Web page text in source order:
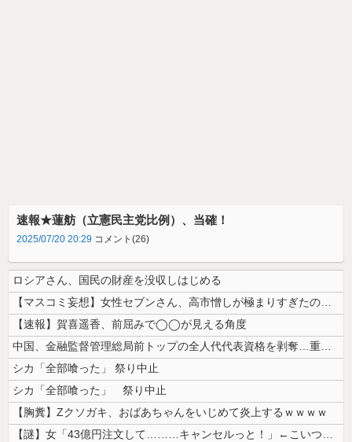
速報★蓮舫（立憲民主党比例）、当確！
2025/07/20 20:29 コメント(26)
ロシアさん、国民の財産を没収しはじめる
【マスコミ妄想】女性セブンさん、高市憎しが極まりすぎたのか、過去一級の...
【速報】賀喜遥香、前屈みで◯◯が見える角度
中国、金融監督管理総局前トップの全人代代表資格を剥奪…重大な規律違反で...
シカ「全部喰った」 祭り中止
シカ「全部喰った」 祭り中止
【胸糞】Zクソガキ、おばあちゃんをいじめて炎上するｗｗｗｗ
【謎】女「43億円注文して………キャンセルっと！」←こいつの目的